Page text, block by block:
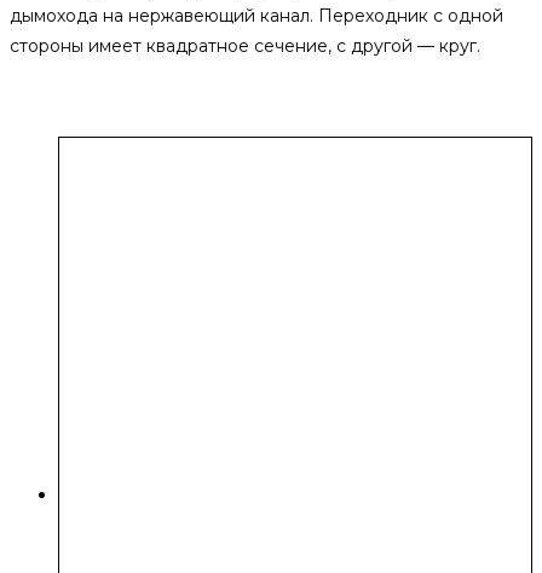
дымохода на нержавеющий канал. Переходник с одной
стороны имеет квадратное сечение, с другой — круг.